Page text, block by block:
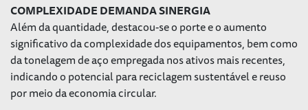
COMPLEXIDADE DEMANDA SINERGIA
Além da quantidade, destacou-se o porte e o aumento
significativo da complexidade dos equipamentos, bem como
da tonelagem de aço empregada nos ativos mais recentes,
indicando o potencial para reciclagem sustentável e reuso
por meio da economia circular.